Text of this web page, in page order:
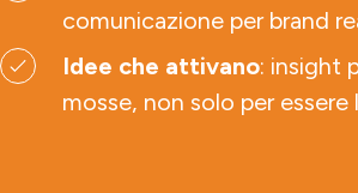
comunicazione per brand
Idee che attivano: insight
mosse, non solo per essere